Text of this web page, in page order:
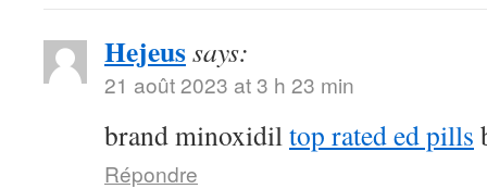
Hejeussays:
21 août 2023 at 3 h 23 min
brand minoxidiltop rated ed pills
Répondre